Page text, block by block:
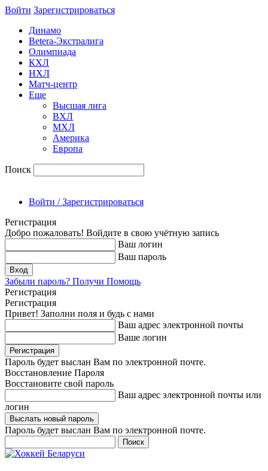
Войти Зарегиcтрироваться
Динамо
Betera-Экстралига
Олимпиада
КХЛ
НХЛ
Матч-центр
Еще
Высшая лига
ВХЛ
МХЛ
Америка
Европа
Поиск
Войти / Зарегистрироваться
Регистрация
Добро пожаловать! Войдите в свою учётную запись
Ваш логин
Ваш пароль
Забыли пароль? Получи Помощь
Регистрация
Регистрация
Привет! Заполни поля и будь с нами
Ваш адрес электронной почты
Ваше логин
Пароль будет выслан Вам по электронной почте.
Восстановление Пароля
Восстановите свой пароль
Ваш адрес электронной почты или
логин
Пароль будет выслан Вам по электронной почте.